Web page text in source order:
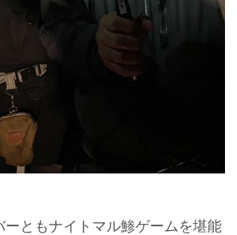
ーともナイトマル鯵ゲームを堪能